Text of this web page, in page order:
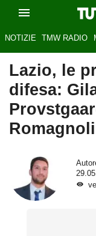
NOTIZIE TMW RADIO
Lazio, le
difesa:
Romagnoli